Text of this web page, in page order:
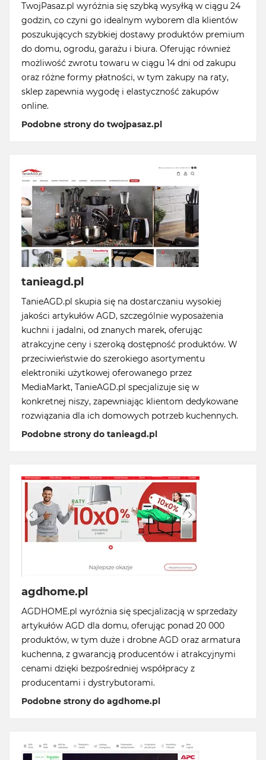
TwojPasaz.pl wyróżnia się szybką wysyłką w ciągu 24
godzin, co czyni go idealnym wyborem dla klientów
poszukujących szybkiej dostawy produktów premium
do domu, ogrodu, garażu i biura. Oferując również
możliwość zwrotu towaru w ciągu 14 dni od zakupu
oraz różne formy płatności, w tym zakupy na raty,
sklep zapewnia wygodę i elastyczność zakupów
online.
Podobne strony do twojpasaz.pl
tanieagd.pl
TanieAGD.pl skupia się na dostarczaniu wysokiej
jakości artykułów AGD, szczególnie wyposażenia
kuchni i jadalni, od znanych marek, oferując
atrakcyjne ceny i szeroką dostępność produktów. W
przeciwieństwie do szerokiego asortymentu
elektroniki użytkowej oferowanego przez
MediaMarkt, TanieAGD.pl specjalizuje się w
konkretnej niszy, zapewniając klientom dedykowane
rozwiązania dla ich domowych potrzeb kuchennych.
Podobne strony do tanieagd.pl
agdhome.pl
AGDHOME.pl wyróżnia się specjalizacją w sprzedaży
artykułów AGD dla domu, oferując ponad 20 000
produktów, w tym duże i drobne AGD oraz armatura
kuchenna, z gwarancją producentów i atrakcyjnymi
cenami dzięki bezpośredniej współpracy z
producentami i dystrybutorami.
Podobne strony do agdhome.pl